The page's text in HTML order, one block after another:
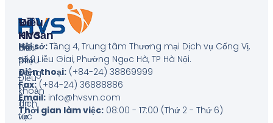
Hội sở:Tầng 4, Trung tâm Thương mại Dịch vụ Cống Vị,
số 2 Liễu Giai, Phường Ngọc Hà, TP Hà Nội.
Điện thoại:(+84-24) 38869999
Fax:(+84-24) 36888886
Email:info@hvsvn.com
Thời gian làm việc:08:00 - 17:00 (Thứ 2 - Thứ 6)
Về
HVS
Giới
thiệu
công
ty
Tin
tức
Điều
Khoản
Biểu
phí
Điều
khoản
dịch
vụ